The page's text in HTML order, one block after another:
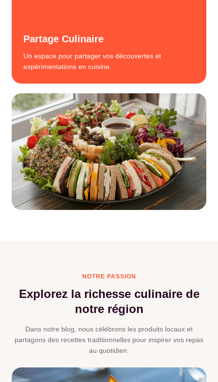
Partage Culinaire
Un espace pour partager vos découvertes et
expérimentations en cuisine.
NOTRE PASSION
Explorez la richesse culinaire de
notre région
Dans notre blog, nous célébrons les produits locaux et
partagons des recettes traditionnelles pour inspirer vos repas
au quotidien.